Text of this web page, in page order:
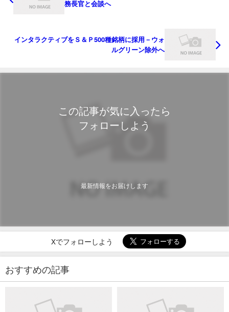
務長官と会談へ
インタラクティブをＳ＆Ｐ500種銘柄に採用－ウォ
ルグリーン除外へ
この記事が気に入ったら
フォローしよう
最新情報をお届けします
Xでフォローしよう
おすすめの記事